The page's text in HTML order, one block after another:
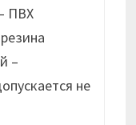
ПВХ
–
не